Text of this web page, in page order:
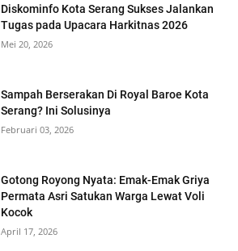
Diskominfo Kota Serang Sukses Jalankan
Tugas pada Upacara Harkitnas 2026
Mei 20, 2026
Sampah Berserakan Di Royal Baroe Kota
Serang? Ini Solusinya
Februari 03, 2026
Gotong Royong Nyata: Emak-Emak Griya
Permata Asri Satukan Warga Lewat Voli
Kocok
April 17, 2026